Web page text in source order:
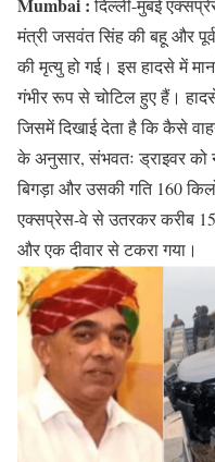
दिल्ली-मुंबई
मंत्री जसवंत सिंह की बहू और
की मृत्यु हो गई। इस हादसे में
गंभीर रूप से चोटिल हुए हैं।
जिसमें दिखाई देता है कि कैसे
के अनुसार, संभवतः ड्राइवर
बिगड़ा और उसकी गति 160
एक्सप्रेस-वे से उतरकर करीब
और एक दीवार से टकरा गया।